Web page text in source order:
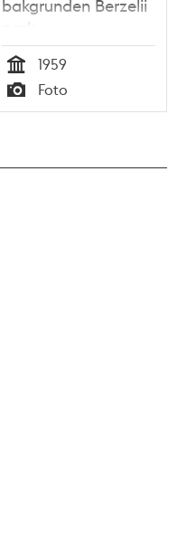
bakgrunden Berzelii
park
Tid
1959
Typ
Foto